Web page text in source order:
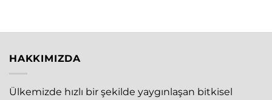
HAKKIMIZDA
Ülkemizde hızlı bir şekilde yaygınlaşan bitkisel